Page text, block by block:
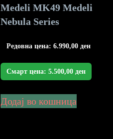
Medeli MK49 Medeli
Nebula Series
Редовна цена: 6.990,00 ден
Смарт цена: 5.500,00 ден
Додај во кошница